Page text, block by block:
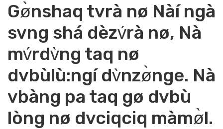
Gø̀nshaq tvrà nø Nàí ngà
svng shá dèzv́rà nø, Nà
mv́rdv̀ng taq nø
dvbùlù:ngí dv̀nzø̀nge. Nà
vbàng pa taq gø dvbù
lòng nø dvciqciq màmø̀l.